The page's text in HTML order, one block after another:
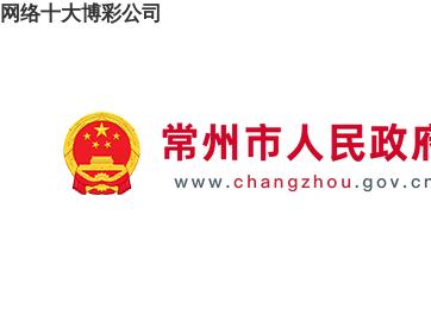
网络十大博彩公司